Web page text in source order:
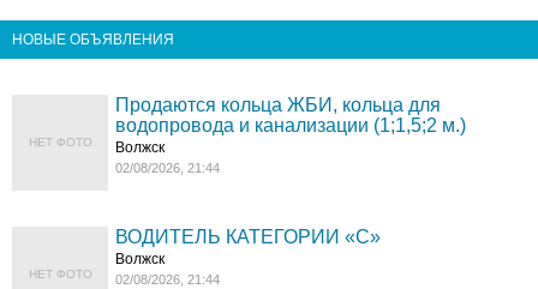
НОВЫЕ ОБЪЯВЛЕНИЯ
НЕТ ФОТО
Продаются кольца ЖБИ, кольца для
водопровода и канализации (1;1,5;2 м.)
Волжск
02/08/2026, 21:44
НЕТ ФОТО
ВОДИТЕЛЬ КАТЕГОРИИ «C»
Волжск
02/08/2026, 21:44